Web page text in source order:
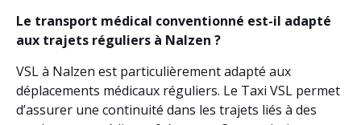
Le transport médical conventionné est-il adapté
aux trajets réguliers à Nalzen ?
VSL à Nalzen est particulièrement adapté aux
déplacements médicaux réguliers. Le Taxi VSL permet
d’assurer une continuité dans les trajets liés à des